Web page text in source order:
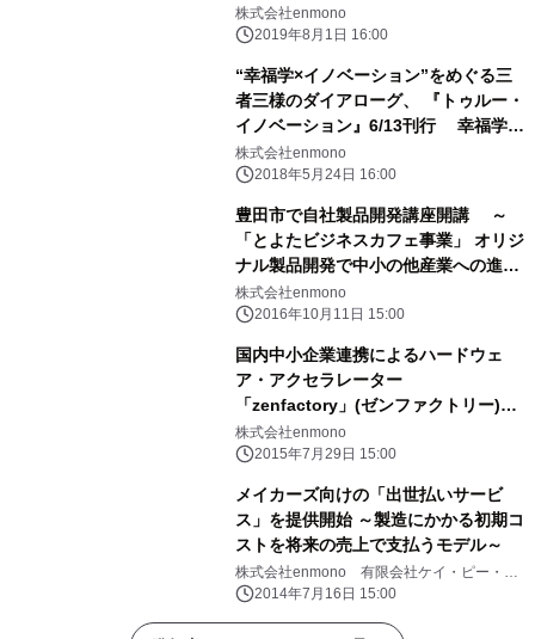
ンサイト・アクセラレーション・プロ
グラム) を2019年8月28日(水)提供開始
株式会社enmono
2019年8月1日 16:00
“幸福学×イノベーション”をめぐる三
者三様のダイアローグ、 『トゥルー・
イノベーション』6/13刊行 幸福学の
前野教授等を迎え、出版記念イベント
も6/8開催
株式会社enmono
2018年5月24日 16:00
豊田市で自社製品開発講座開講 ～
「とよたビジネスカフェ事業」 オリジ
ナル製品開発で中小の他産業への進出
を支援する～
株式会社enmono
2016年10月11日 15:00
国内中小企業連携によるハードウェ
ア・アクセラレーター
「zenfactory」(ゼンファクトリー)を
提供開始
株式会社enmono
2015年7月29日 15:00
メイカーズ向けの「出世払いサービ
ス」を提供開始 ～製造にかかる初期コ
ストを将来の売上で支払うモデル～
株式会社enmono 有限会社ケイ・ピー・デ
ィ 2014年7月16日 15:00